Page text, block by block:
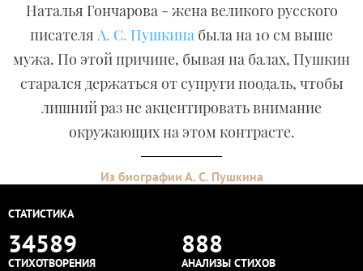
Наталья Гончарова - жена великого русского
писателя А. С. Пушкина была на 10 см выше
мужа. По этой причине, бывая на балах, Пушкин
старался держаться от супруги поодаль, чтобы
лишний раз не акцентировать внимание
окружающих на этом контрасте.
Из биографии А. С. Пушкина
СТАТИСТИКА
34589
СТИХОТВОРЕНИЯ
888
АНАЛИЗЫ СТИХОВ